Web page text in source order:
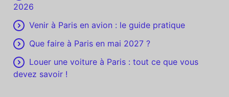
2026
Venir à Paris en avion : le guide pratique
Que faire à Paris en mai 2027 ?
Louer une voiture à Paris : tout ce que vous
devez savoir !